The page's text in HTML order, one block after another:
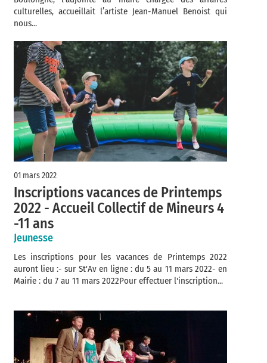
culturelles, accueillait l’artiste Jean-Manuel Benoist qui
nous...
01 mars 2022
Inscriptions vacances de Printemps
2022 - Accueil Collectif de Mineurs 4
-11 ans
Jeunesse
Les inscriptions pour les vacances de Printemps 2022
auront lieu :- sur St'Av en ligne : du 5 au 11 mars 2022- en
Mairie : du 7 au 11 mars 2022Pour effectuer l'inscription...